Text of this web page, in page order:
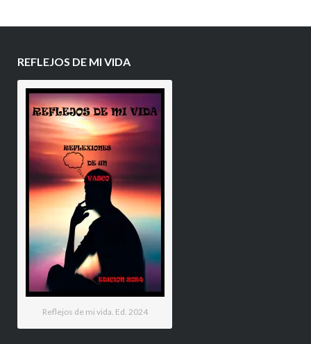
REFLEJOS DE MI VIDA
Reflejos de mi vida. Ed. 2024